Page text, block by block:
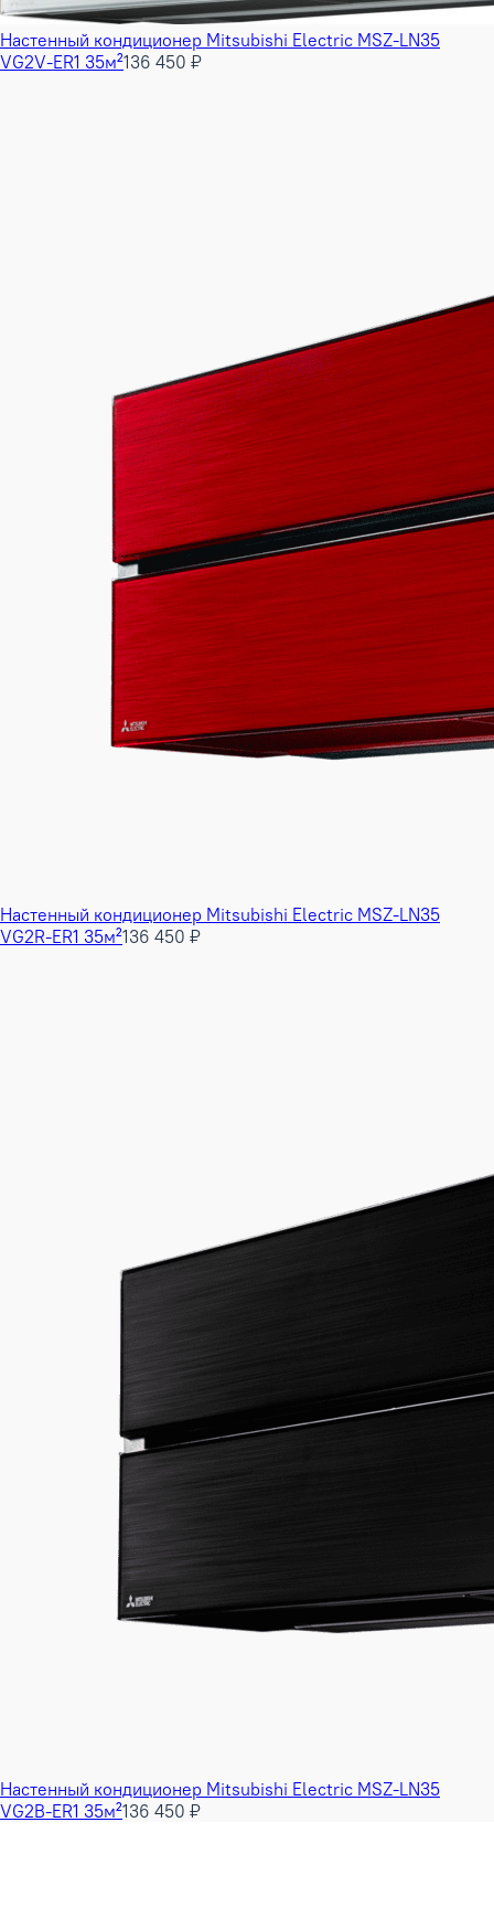
Настенный кондиционер Mitsubishi Electric MSZ-LN35
VG2V-ER1 35м²136 450 ₽
Настенный кондиционер Mitsubishi Electric MSZ-LN35
VG2R-ER1 35м²136 450 ₽
Настенный кондиционер Mitsubishi Electric MSZ-LN35
VG2B-ER1 35м²136 450 ₽